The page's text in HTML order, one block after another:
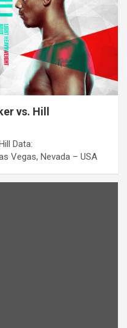
vs. Hill
Data:
Vegas, Nevada – USA